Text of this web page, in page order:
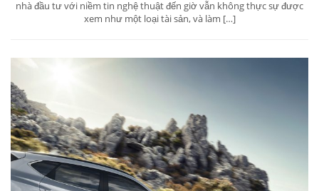
nhà đầu tư với niềm tin nghệ thuật đến giờ vẫn không thực sự được
xem như một loại tài sản, và làm […]